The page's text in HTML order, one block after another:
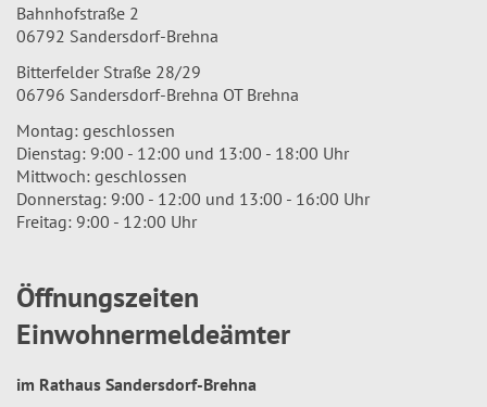
Bahnhofstraße 2
06792 Sandersdorf-Brehna
Bitterfelder Straße 28/29
06796 Sandersdorf-Brehna OT Brehna
Montag: geschlossen
Dienstag: 9:00 - 12:00 und 13:00 - 18:00 Uhr
Mittwoch: geschlossen
Donnerstag: 9:00 - 12:00 und 13:00 - 16:00 Uhr
Freitag: 9:00 - 12:00 Uhr
Öffnungszeiten
Einwohnermeldeämter
im Rathaus Sandersdorf-Brehna